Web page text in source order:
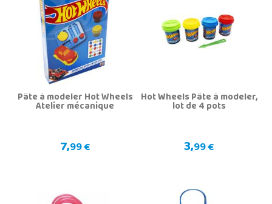
Pâte à modeler Hot Wheels
Atelier mécanique
7,99 €
Hot Wheels Pâte à modeler,
lot de 4 pots
3,99 €